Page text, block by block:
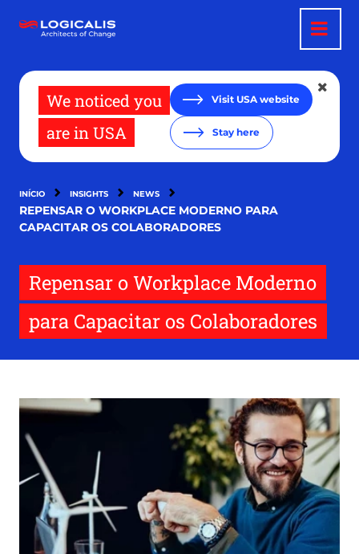
para
We noticed you
are in USA
Visit USA website
Stay here
INÍCIO INSIGHTS NEWS
REPENSAR O WORKPLACE MODERNO PARA
CAPACITAR OS COLABORADORES
Repensar o Workplace Moderno
para Capacitar os Colaboradores